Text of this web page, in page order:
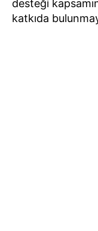
desteği
katkıda